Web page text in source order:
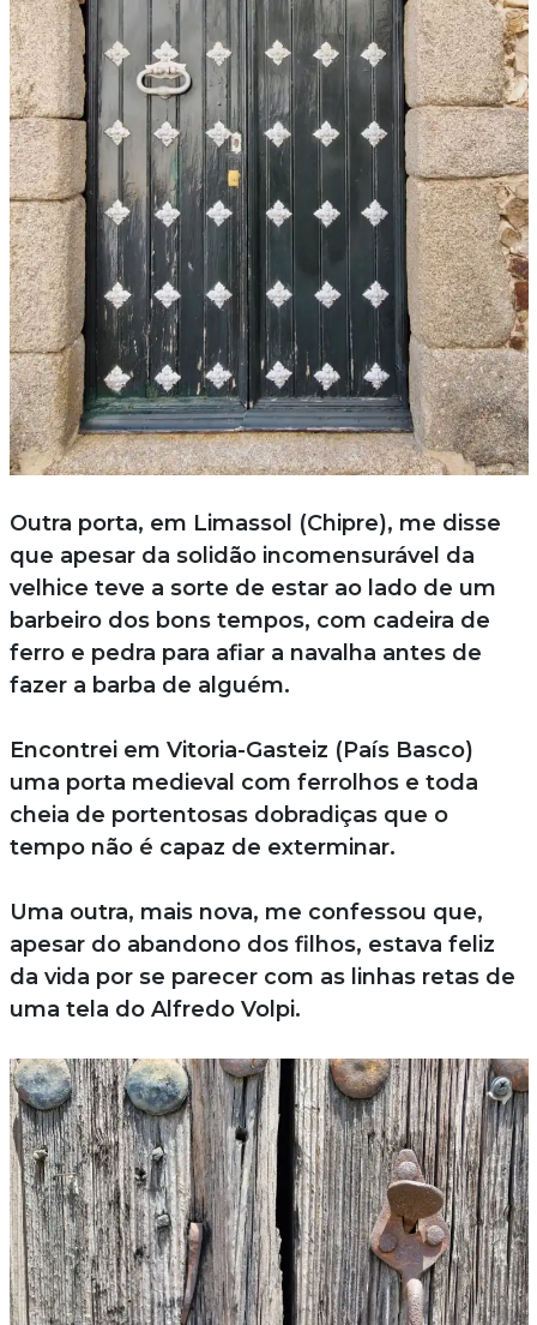
Outra porta, em Limassol (Chipre), me disse
que apesar da solidão incomensurável da
velhice teve a sorte de estar ao lado de um
barbeiro dos bons tempos, com cadeira de
ferro e pedra para afiar a navalha antes de
fazer a barba de alguém.
Encontrei em Vitoria-Gasteiz (País Basco)
uma porta medieval com ferrolhos e toda
cheia de portentosas dobradiças que o
tempo não é capaz de exterminar.
Uma outra, mais nova, me confessou que,
apesar do abandono dos filhos, estava feliz
da vida por se parecer com as linhas retas de
uma tela do Alfredo Volpi.